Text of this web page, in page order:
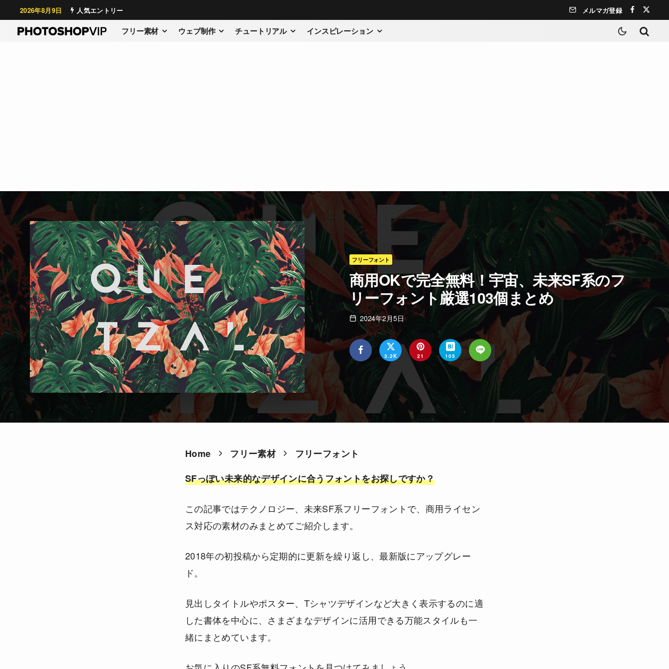
2026年8月9日 人気エントリー メルマガ登録
フリー素材 ウェブ制作 チュートリアル インスピレーション
フリーフォント
商用OKで完全無料！宇宙、未来SF系のフ
リーフォント厳選103個まとめ
2024年2月5日
3.2K 21 105
Home フリー素材
フリーフォント
SFっぽい未来的なデザインに合うフォントをお探しですか？
この記事ではテクノロジー、未来SF系フリーフォントで、商用ライセン
ス対応の素材のみまとめてご紹介します。
2018年の初投稿から定期的に更新を繰り返し、最新版にアップグレー
ド。
見出しタイトルやポスター、Tシャツデザインなど大きく表示するのに適
した書体を中心に、さまざまなデザインに活用できる万能スタイルも一
緒にまとめています。